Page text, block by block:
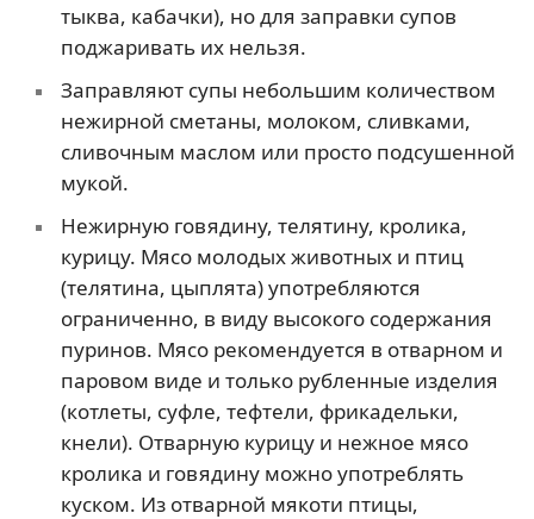
тыква, кабачки), но для заправки супов
поджаривать их нельзя.
Заправляют супы небольшим количеством
нежирной сметаны, молоком, сливками,
сливочным маслом или просто подсушенной
мукой.
Нежирную говядину, телятину, кролика,
курицу. Мясо молодых животных и птиц
(телятина, цыплята) употребляются
ограниченно, в виду высокого содержания
пуринов. Мясо рекомендуется в отварном и
паровом виде и только рубленные изделия
(котлеты, суфле, тефтели, фрикадельки,
кнели). Отварную курицу и нежное мясо
кролика и говядину можно употреблять
куском. Из отварной мякоти птицы,